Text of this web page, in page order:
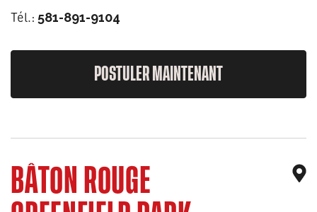
Tél.: 581-891-9104
POSTULER MAINTENANT
BÂTON ROUGE